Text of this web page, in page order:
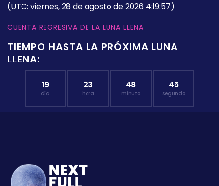
(UTC: viernes, 28 de agosto de 2026 4:19:57)
CUENTA REGRESIVA DE LA LUNA LLENA
TIEMPO HASTA LA PRÓXIMA LUNA
LLENA:
19
día
23
hora
48
minuto
45
segundo